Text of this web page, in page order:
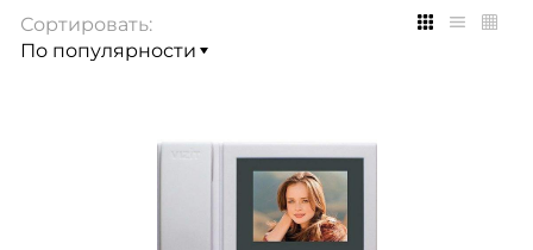
Сортировать: